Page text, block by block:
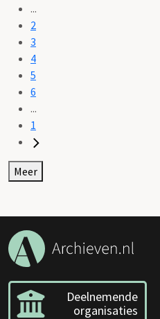
...
2
3
4
5
6
...
1
Meer
Deelnemende
organisaties